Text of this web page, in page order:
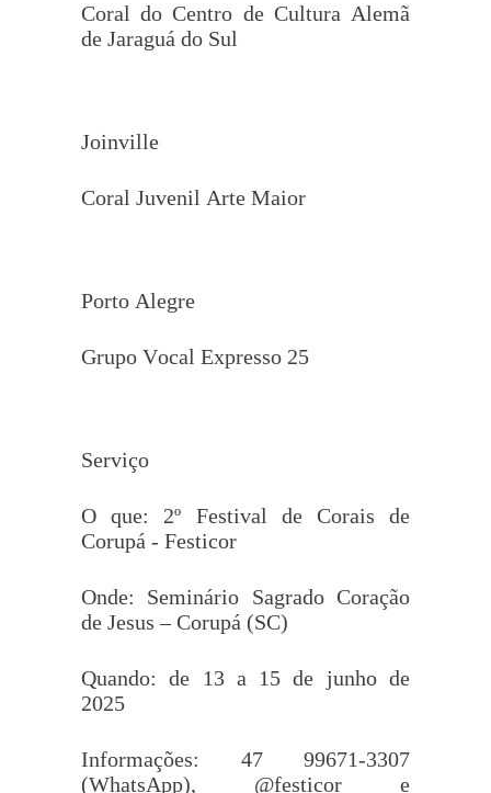
Coral do Centro de Cultura Alemã
de Jaraguá do Sul
Joinville
Coral Juvenil Arte Maior
Porto Alegre
Grupo Vocal Expresso 25
Serviço
O que: 2º Festival de Corais de
Corupá - Festicor
Onde: Seminário Sagrado Coração
de Jesus – Corupá (SC)
Quando: de 13 a 15 de junho de
2025
Informações: 47 99671-3307
(WhatsApp), @festicor e